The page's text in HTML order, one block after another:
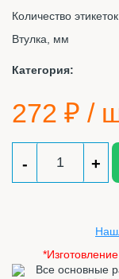
Количество этикеток
Втулка, мм
Категория:
272 ₽ /
- +